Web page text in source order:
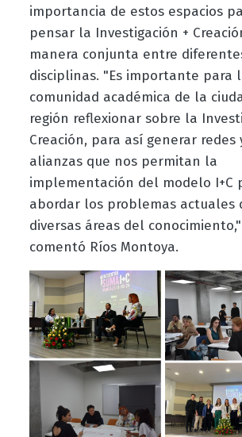
importancia de estos espacios
pensar la Investigación +
manera conjunta entre
disciplinas. "Es importante para
comunidad académica de la
región reflexionar sobre la
Creación, para así generar redes
alianzas que nos permitan la
implementación del modelo I+C
abordar los problemas actuales
diversas áreas del conocimiento,"
comentó Ríos Montoya.